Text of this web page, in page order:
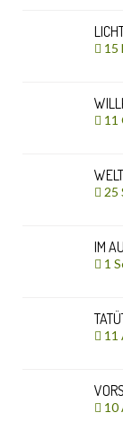
15
11
25
IM
1
11
10